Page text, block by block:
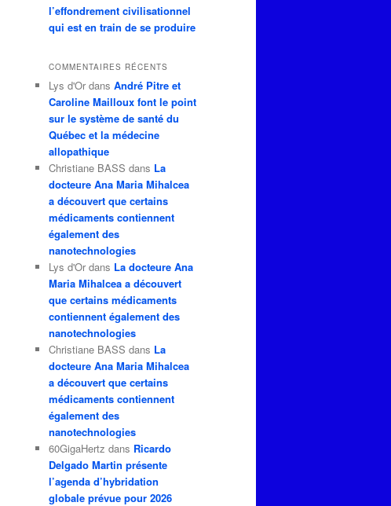
l’effondrement civilisationnel
qui est en train de se produire
COMMENTAIRES RÉCENTS
Lys d'Or dans André Pitre et
Caroline Mailloux font le point
sur le système de santé du
Québec et la médecine
allopathique
Christiane BASS dans La
docteure Ana Maria Mihalcea
a découvert que certains
médicaments contiennent
également des
nanotechnologies
Lys d'Or dans La docteure Ana
Maria Mihalcea a découvert
que certains médicaments
contiennent également des
nanotechnologies
Christiane BASS dans La
docteure Ana Maria Mihalcea
a découvert que certains
médicaments contiennent
également des
nanotechnologies
60GigaHertz dans Ricardo
Delgado Martin présente
l’agenda d’hybridation
globale prévue pour 2026